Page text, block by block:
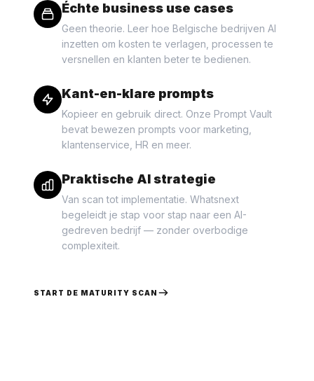
Échte business use cases
Geen theorie. Leer hoe Belgische bedrijven AI
inzetten om kosten te verlagen, processen te
versnellen en klanten beter te bedienen.
Kant-en-klare prompts
Kopieer en gebruik direct. Onze Prompt Vault
bevat bewezen prompts voor marketing,
klantenservice, HR en meer.
Praktische AI strategie
Van scan tot implementatie. Whatsnext
begeleidt je stap voor stap naar een AI-
gedreven bedrijf — zonder overbodige
complexiteit.
START DE MATURITY SCAN